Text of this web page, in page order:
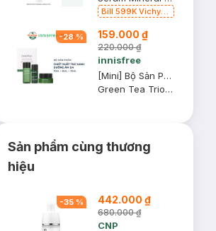
Bill 599K Vichy
trị giá 200K (SL
có hạn)
-28 % 159.000 ₫
220.000 ₫
innisfree
[Mini] Bộ Sản Phẩm Innisfree Dưỡng Ẩm Da Từ Trà Xanh 3 Món
Green Tea Trio Kit
Sản phẩm cùng thương
hiệu
-35 % 442.000 ₫
680.000 ₫
CNP